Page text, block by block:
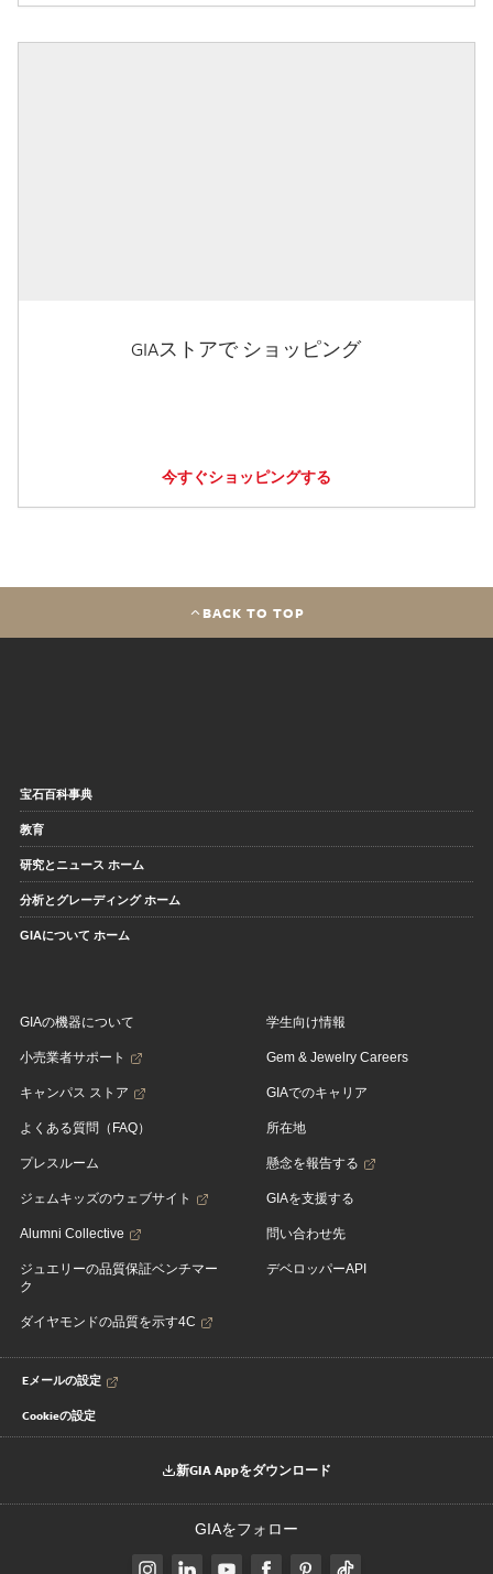
GIAストアで ショッピング
今すぐショッピングする
BACK TO TOP
宝石百科事典
教育
研究とニュース ホーム
分析とグレーディング ホーム
GIAについて ホーム
GIAの機器について
小売業者サポート
キャンパス ストア
よくある質問（FAQ）
プレスルーム
ジェムキッズのウェブサイト
Alumni Collective
ジュエリーの品質保証ベンチマー
ク
ダイヤモンドの品質を示す4C
学生向け情報
Gem & Jewelry Careers
GIAでのキャリア
所在地
懸念を報告する
GIAを支援する
問い合わせ先
デベロッパーAPI
Eメールの設定
Cookieの設定
新GIA Appをダウンロード
GIAをフォロー